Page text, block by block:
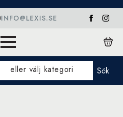
INFO@LEXIS.SE
eller välj kategori Sök